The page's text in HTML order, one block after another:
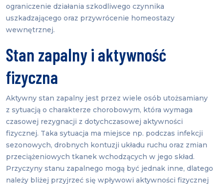
ograniczenie działania szkodliwego czynnika
uszkadzającego oraz przywrócenie homeostazy
wewnętrznej.
Stan zapalny i aktywność
fizyczna
Aktywny stan zapalny jest przez wiele osób utożsamiany
z sytuacją o charakterze chorobowym, która wymaga
czasowej rezygnacji z dotychczasowej aktywności
fizycznej. Taka sytuacja ma miejsce np. podczas infekcji
sezonowych, drobnych kontuzji układu ruchu oraz zmian
przeciążeniowych tkanek wchodzących w jego skład.
Przyczyny stanu zapalnego mogą być jednak inne, dlatego
należy bliżej przyjrzeć się wpływowi aktywności fizycznej